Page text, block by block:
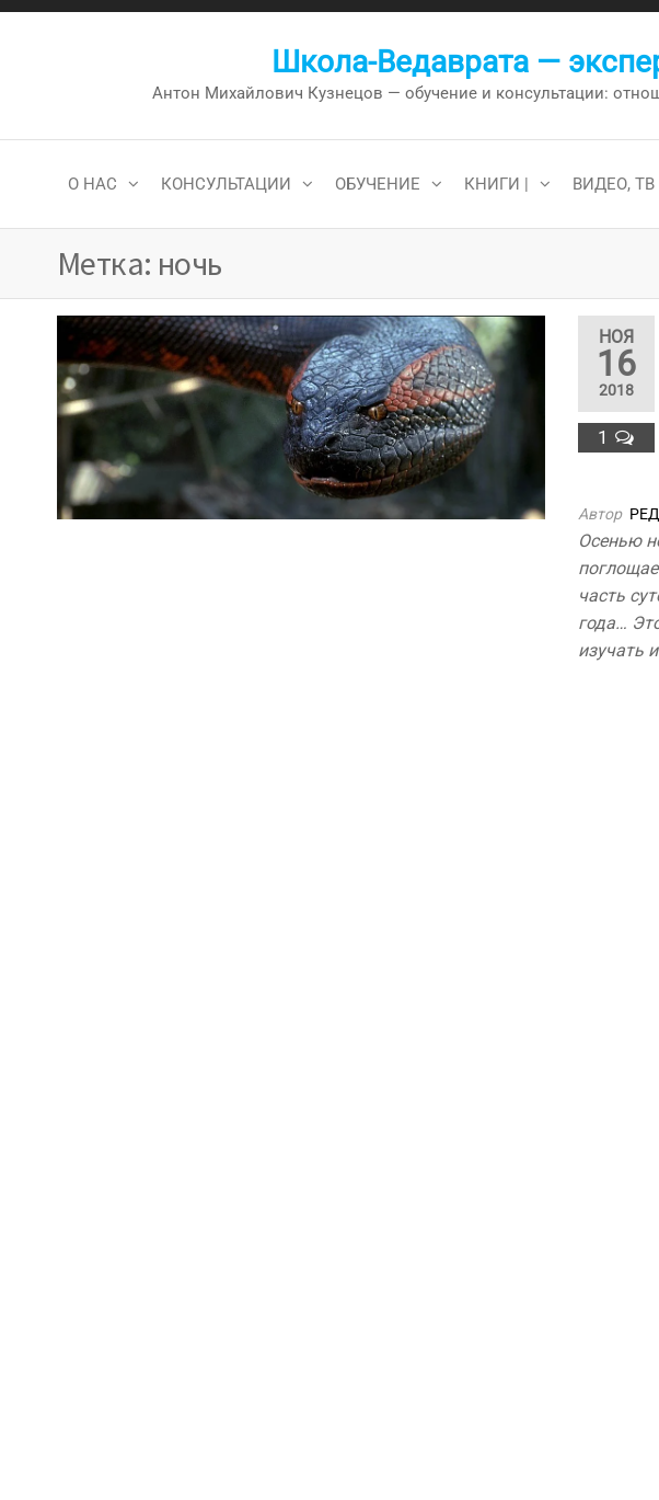
Перейти
Школа-Ведаврата —
Антон Михайлович Кузнецов — обучение и консультации:
О НАС КОНСУЛЬТАЦИИ ОБУЧЕНИЕ КНИГИ | ВИДЕО, ТВ
Метка: ночь
НОЯ
16
2018
1
Автор
Осенью
часть
года…
изучать